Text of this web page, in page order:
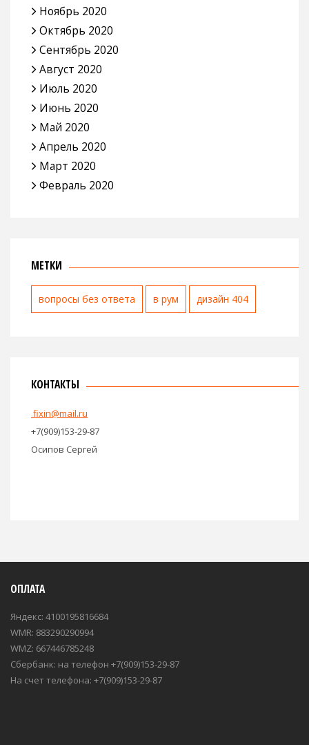
Ноябрь 2020
Октябрь 2020
Сентябрь 2020
Август 2020
Июль 2020
Июнь 2020
Май 2020
Апрель 2020
Март 2020
Февраль 2020
МЕТКИ
вопросы без ответа в рум дизайн 404
КОНТАКТЫ
fixin@mail.ru
+7(909)153-29-87
Осипов Сергей
ОПЛАТА
Яндекс: 4100195816684
WMR: 883290290994
WMZ: 667446785248
Сбербанк: на телефон +7(909)153-29-87
На счет телефона: +7(909)153-29-87